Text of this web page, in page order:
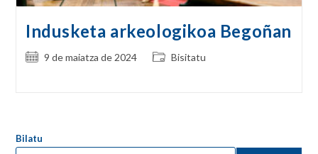
Indusketa arkeologikoa Begoñan
Post9 de maiatza de 2024
PostBisitatu
Bilatu